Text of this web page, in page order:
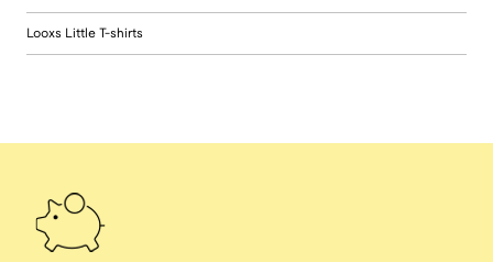
Looxs Little T-shirts